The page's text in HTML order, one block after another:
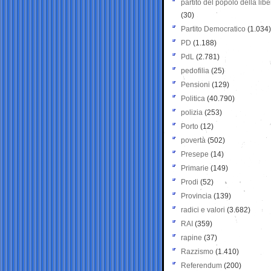
partito del popolo della
(30)
Partito Democratico (1.034)
PD (1.188)
PdL (2.781)
pedofilia (25)
Pensioni (129)
Politica (40.790)
polizia (253)
Porto (12)
povertà (502)
Presepe (14)
Primarie (149)
Prodi (52)
Provincia (139)
radici e valori (3.682)
RAI (359)
rapine (37)
Razzismo (1.410)
Referendum (200)